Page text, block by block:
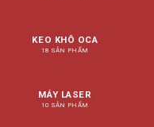
KEO KHÔ OCA
18 SẢN PHẨM
MÁY LASER
10 SẢN PHẨM